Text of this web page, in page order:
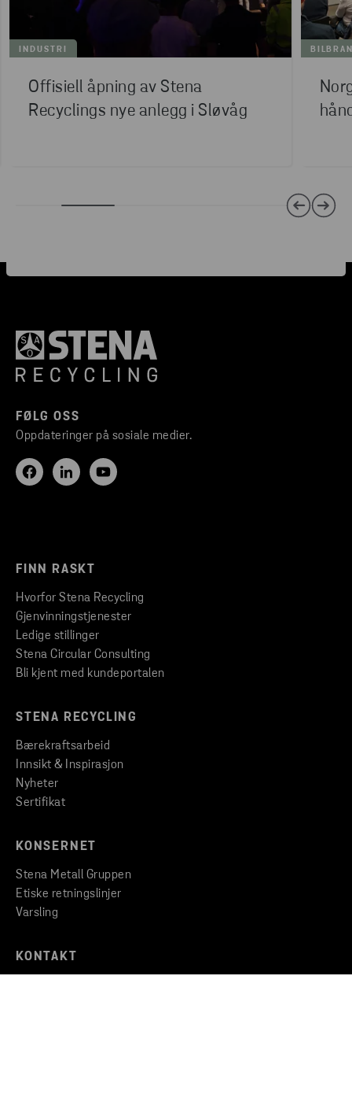
INDUSTRI
Offisiell åpning av Stena
Recyclings nye anlegg i Sløvåg
FØLG OSS
Oppdateringer på sosiale medier.
FINN RASKT
Hvorfor Stena Recycling
Gjenvinningstjenester
Ledige stillinger
Stena Circular Consulting
Bli kjent med kundeportalen
STENA RECYCLING
Bærekraftsarbeid
Innsikt & Inspirasjon
Nyheter
Sertifikat
KONSERNET
Stena Metall Gruppen
Etiske retningslinjer
Varsling
KONTAKT